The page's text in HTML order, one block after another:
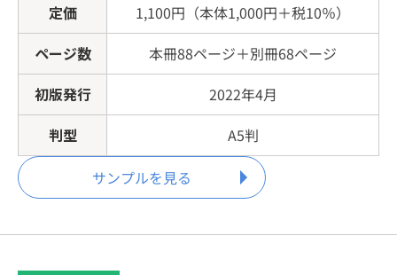
定価
1,100円（本体1,000円＋税10％）
ページ数
本冊88ページ＋別冊68ページ
初版発行
2022年4月
判型
A5判
サンプルを見る